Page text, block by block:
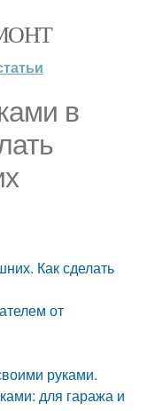
в
Как сделать
от
руками.
для гаража и